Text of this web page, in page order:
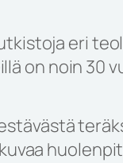
eri
on noin 30